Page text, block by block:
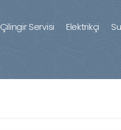
Çilingir Servisi Elektrikçi